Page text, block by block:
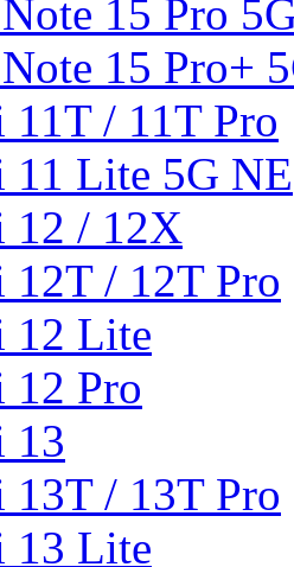
15 Pro
15 Pro+
11T / 11T Pro
11 Lite 5G NE
12 / 12X
12T / 12T Pro
12 Lite
12 Pro
13
13T / 13T Pro
13 Lite